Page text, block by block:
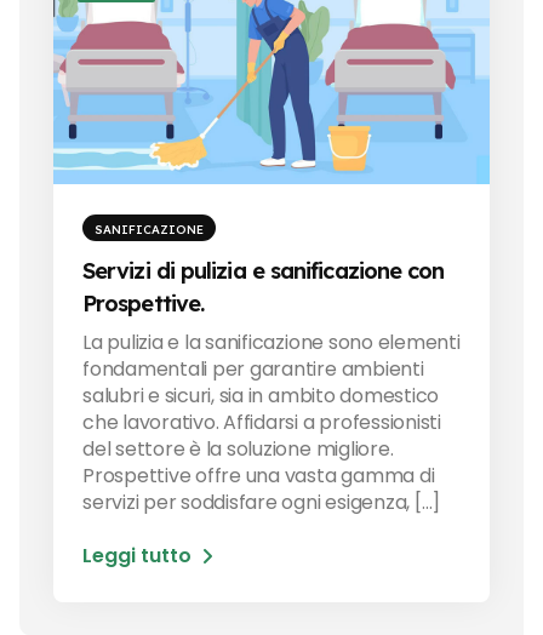
SANIFICAZIONE
Servizi di pulizia e sanificazione con
Prospettive.
La pulizia e la sanificazione sono elementi
fondamentali per garantire ambienti
salubri e sicuri, sia in ambito domestico
che lavorativo. Affidarsi a professionisti
del settore è la soluzione migliore.
Prospettive offre una vasta gamma di
servizi per soddisfare ogni esigenza, […]
Leggi tutto